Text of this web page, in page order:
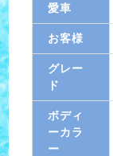
愛車
お客様
グレー
ド
ボディ
ーカラ
ー